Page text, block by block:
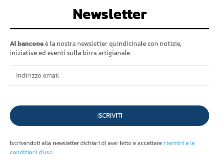
Newsletter
Al banconeè la nostra newsletter quindicinale con notizie,
iniziative ed eventi sulla birra artigianale.
ISCRIVITI
Iscrivendoti alla newsletter dichiari di aver letto e accettarei termini e le
condizioni d'uso.